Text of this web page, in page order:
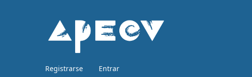
Registrarse Entrar